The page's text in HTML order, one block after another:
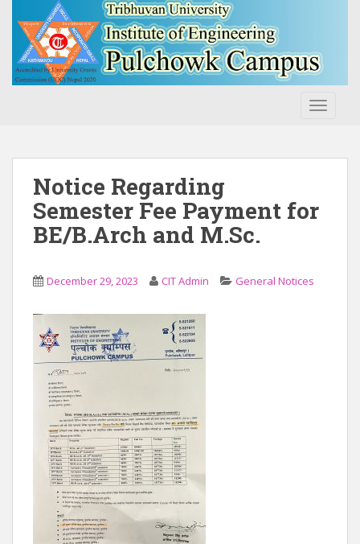
Notice Regarding
Semester Fee Payment for
BE/B.Arch and M.Sc.
December 29, 2023 CIT Admin General Notices